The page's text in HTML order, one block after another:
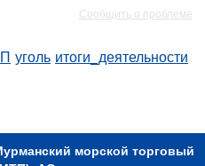
Сообщить о проблеме
уголь итоги_деятельности
морской торговый